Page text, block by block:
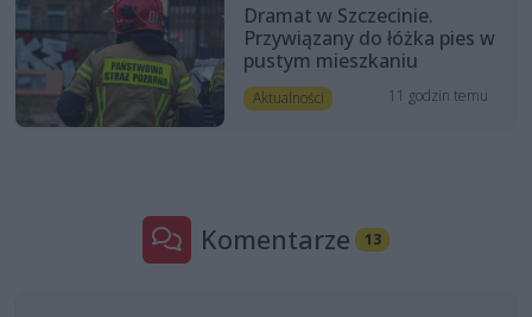
Dramat w Szczecinie.
Przywiązany do łóżka pies w
pustym mieszkaniu
Aktualności 11 godzin temu
Komentarze 13